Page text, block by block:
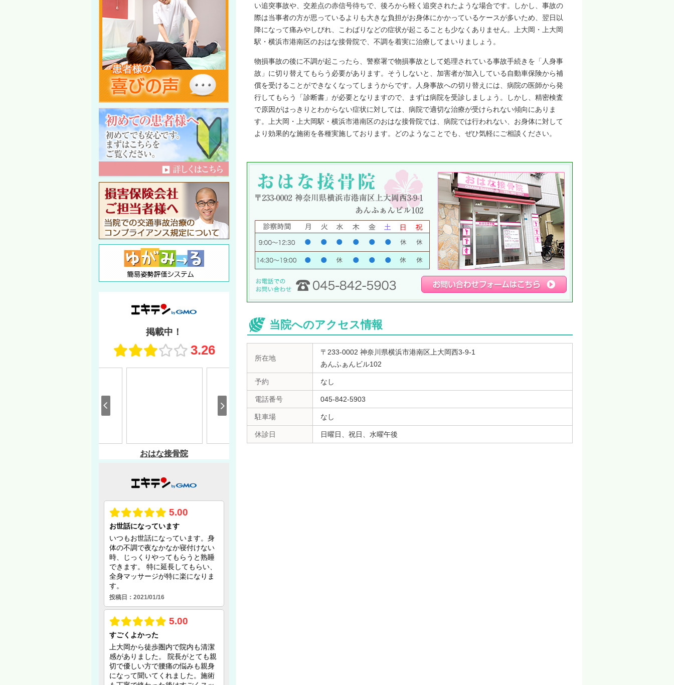
い追突事故や、交差点の赤信号待ちで、後ろから軽く追突されたような場合です。しかし、事故の
際は当事者の方が思っているよりも大きな負担がお身体にかかっているケースが多いため、翌日以
降になって痛みやしびれ、こわばりなどの症状が起こることも少なくありません。上大岡・上大岡
駅・横浜市港南区のおはな接骨院で、不調を着実に治療してまいりましょう。
物損事故の後に不調が起こったら、警察署で物損事故として処理されている事故手続きを「人身事
故」に切り替えてもらう必要があります。そうしないと、加害者が加入している自動車保険から補
償を受けることができなくなってしまうからです。人身事故への切り替えには、病院の医師から発
行してもらう「診断書」が必要となりますので、まずは病院を受診しましょう。しかし、精密検査
で原因がはっきりとわからない症状に対しては、病院で適切な治療が受けられない傾向にありま
す。上大岡・上大岡駅・横浜市港南区のおはな接骨院では、病院では行われない、お身体に対して
より効果的な施術を各種実施しております。どのようなことでも、ぜひ気軽にご相談ください。
当院へのアクセス情報
所在地
〒233-0002 神奈川県横浜市港南区上大岡西3-9-1
あんふぁんビル102
予約 なし
電話番号 045-842-5903
駐車場 なし
休診日 日曜日、祝日、水曜午後